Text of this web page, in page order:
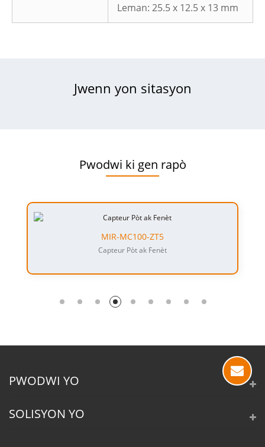
Leman: 25.5 x 12.5 x 13 mm
Jwenn yon sitasyon
Pwodwi ki gen rapò
MIR-MC100-ZT5
Capteur Pòt ak Fenèt
PWODWI YO
SOLISYON YO